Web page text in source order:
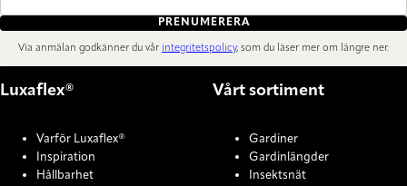
PRENUMERERA
Via anmälan godkänner du vår integritetspolicy, som du läser mer om längre ner.
Luxaflex®
Varför Luxaflex®
Inspiration
Hållbarhet
Vårt sortiment
Gardiner
Gardinlängder
Insektsnät